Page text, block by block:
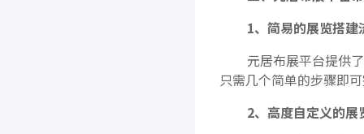
1、简易的展览搭建
元居布展平台提供
只需几个简单的步骤即
2、高度自定义的展